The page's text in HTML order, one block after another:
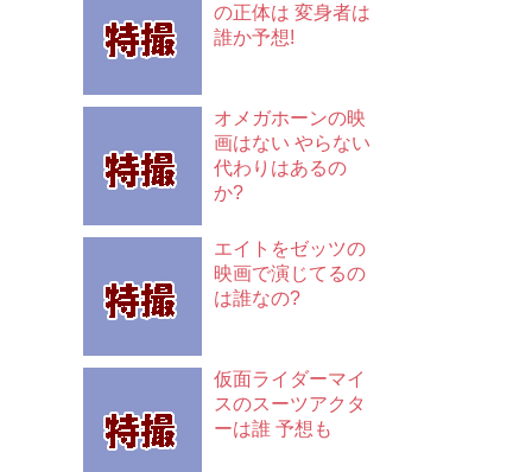
の正体は 変身者は
誰か予想!
オメガホーンの映
画はない やらない
代わりはあるの
か?
エイトをゼッツの
映画で演じてるの
は誰なの?
仮面ライダーマイ
スのスーツアクタ
ーは誰 予想も